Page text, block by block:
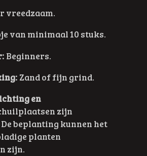
vreedzaam.
van minimaal 10 stuks.
Beginners.
Zand of fijn grind.
en
zijn
beplanting kunnen het
planten
zijn.